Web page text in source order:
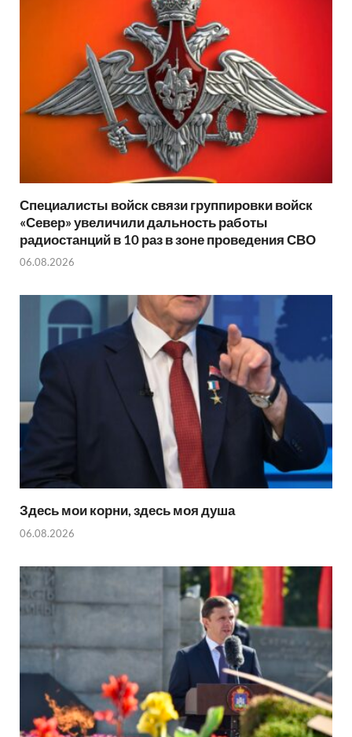
Специалисты войск связи группировки войск
«Север» увеличили дальность работы
радиостанций в 10 раз в зоне проведения СВО
06.08.2026
Здесь мои корни, здесь моя душа
06.08.2026